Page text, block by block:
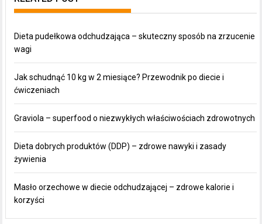
Dieta pudełkowa odchudzająca – skuteczny sposób na zrzucenie
wagi
Jak schudnąć 10 kg w 2 miesiące? Przewodnik po diecie i
ćwiczeniach
Graviola – superfood o niezwykłych właściwościach zdrowotnych
Dieta dobrych produktów (DDP) – zdrowe nawyki i zasady
żywienia
Masło orzechowe w diecie odchudzającej – zdrowe kalorie i
korzyści